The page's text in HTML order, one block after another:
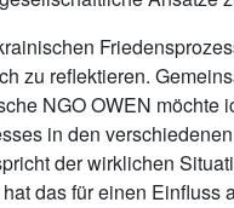
zu reflektieren.
NGO OWEN
in den
der wirklichen
das für einen Einfluss